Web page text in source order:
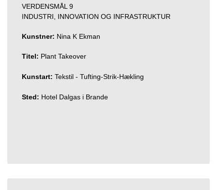
VERDENSMÅL 9
INDUSTRI, INNOVATION OG INFRASTRUKTUR
Kunstner: Nina K Ekman
Titel: Plant Takeover
Kunstart: Tekstil - Tufting-Strik-Hækling
Sted: Hotel Dalgas i Brande